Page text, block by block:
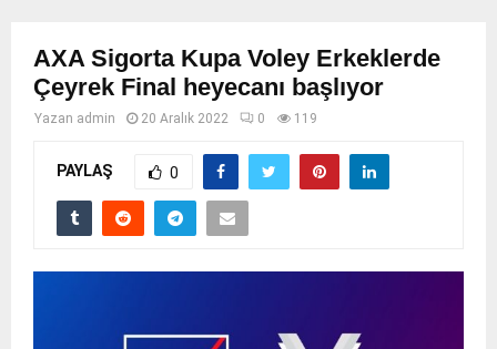
AXA Sigorta Kupa Voley Erkeklerde
Çeyrek Final heyecanı başlıyor
Yazan admin 20 Aralık 2022 0 119
PAYLAŞ 0